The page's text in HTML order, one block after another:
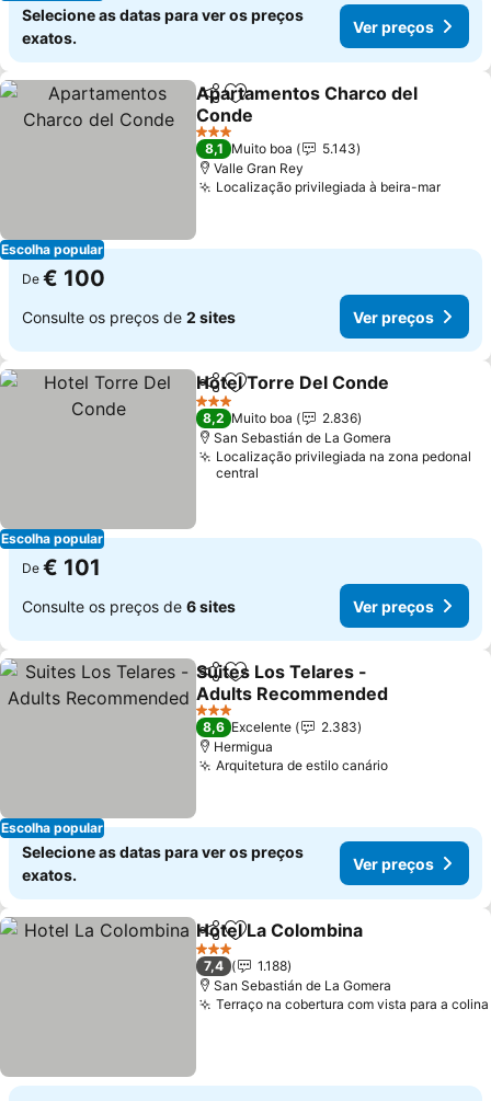
Selecione as datas para ver os preços
exatos.
Ver preços
Escolha popular
PartilharAdicionar aos favoritos
Apartamentos Charco del
Conde
Ver preços
3 Estrelas
8,1 Muito boa
5.143
Valle Gran Rey
Localização privilegiada à beira-marVer
De € 100
Consulte os preços de 2 sites Ver preços
Escolha popular
PartilharAdicionar aos favoritos
Hotel Torre Del Conde
3 Estrelas
8,2 Muito boa
2.836
San Sebastián de La Gomera
Localização privilegiada na zona pedonal
central
De € 101
Consulte os preços de 6 sites Ver preços
Escolha popular
PartilharAdicionar aos favoritos
Suites Los Telares -
Adults Recommended
Ver preços
3 Estrelas
8,6 Excelente
2.383
Hermigua
Arquitetura de estilo canárioVer preços
Selecione as datas para ver os preços
exatos.
Ver preços
PartilharAdicionar aos favoritos
Hotel La Colombina
3 Estrelas
7,4
1.188
San Sebastián de La Gomera
Terraço na cobertura com vista para a colina